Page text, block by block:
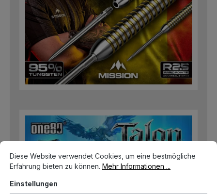
Cookie-Voreinstellungen
Diese Website verwendet Cookies, um eine bestmögliche
Diese Website verwendet Cookies, um eine bestmögliche
Erfahrung bieten zu können. Mehr Informationen ...
Einstellungen